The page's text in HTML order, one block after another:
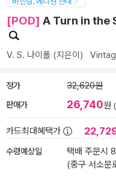
[POD] A Turn in the
V. S. 나이폴 (지은이)
정가 32,620원
판매가 26,740원
카드최대혜택가
수령예상일
택배 주문시
(중구 서소